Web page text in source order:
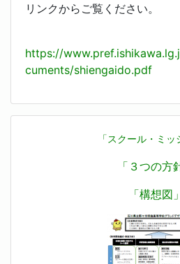
リンクからご覧ください。
https://
cuments/shiengaido.pdf
「スクール・ミッ
「３つの方
「構想図」